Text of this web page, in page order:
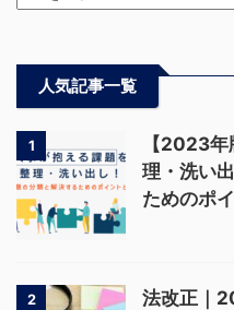
人気記事一覧
1
【2023
理・洗い
ためのポ
2
法改正｜